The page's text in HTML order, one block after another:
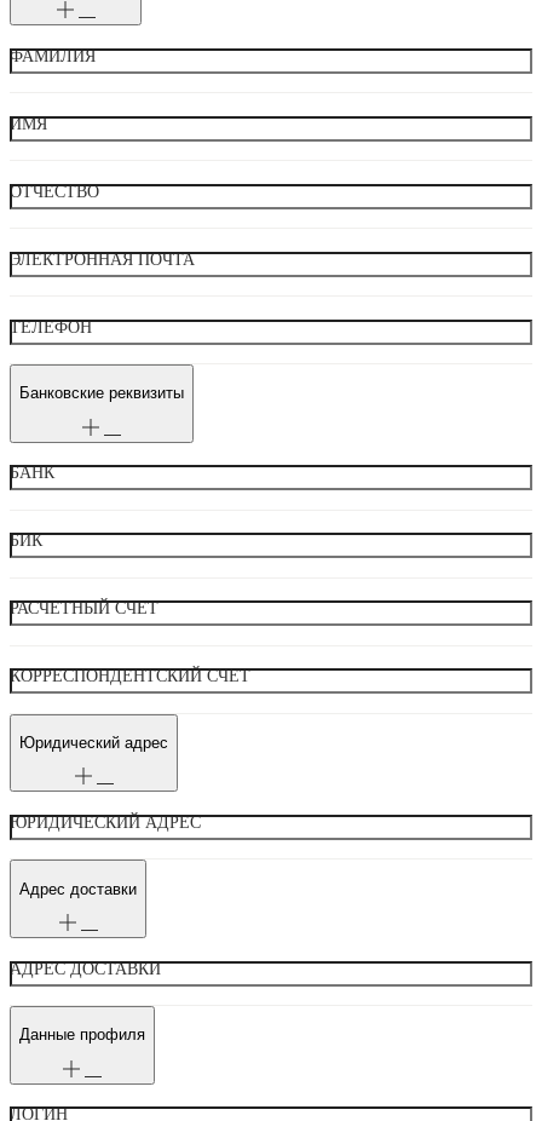
ФАМИЛИЯ
ИМЯ
ОТЧЕСТВО
ЭЛЕКТРОННАЯ ПОЧТА
ТЕЛЕФОН
Банковские реквизиты
БАНК
БИК
РАСЧЕТНЫЙ СЧЕТ
КОРРЕСПОНДЕНТСКИЙ СЧЕТ
Юридический адрес
ЮРИДИЧЕСКИЙ АДРЕС
Адрес доставки
АДРЕС ДОСТАВКИ
Данные профиля
ЛОГИН